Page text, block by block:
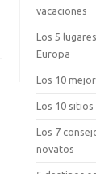
vacaciones
Los 5
Europa
Los 10
Los 10
Los 7
novatos